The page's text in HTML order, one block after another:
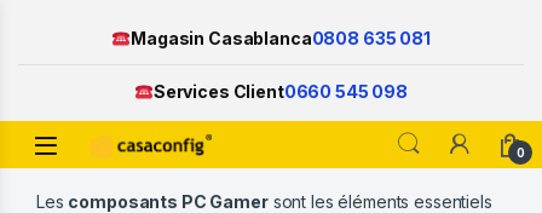
Magasin Casablanca0808 635 081
Services Client0660 545 098
Open 0
Les composants PC Gamersont les éléments essentiels